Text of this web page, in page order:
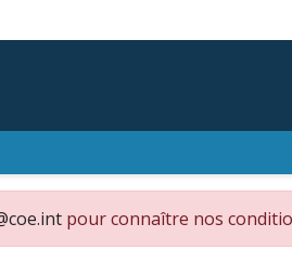
pour connaître nos